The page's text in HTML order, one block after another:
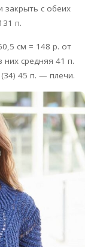
закрыть с обеих
п.
см = 148 р. от
них средняя 41 п.
45 п. — плечи.